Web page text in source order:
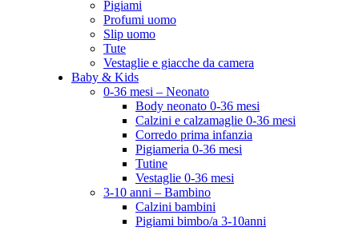
Pigiami
Profumi uomo
Slip uomo
Tute
Vestaglie e giacche da camera
Baby & Kids
0-36 mesi – Neonato
Body neonato 0-36 mesi
Calzini e calzamaglie 0-36 mesi
Corredo prima infanzia
Pigiameria 0-36 mesi
Tutine
Vestaglie 0-36 mesi
3-10 anni – Bambino
Calzini bambini
Pigiami bimbo/a 3-10anni